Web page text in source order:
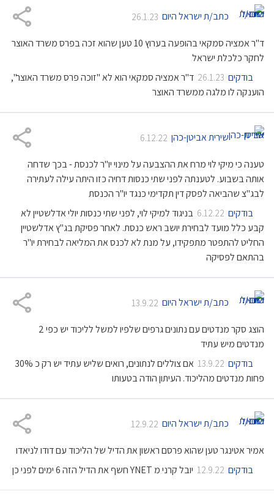
כתב/ת ישראל היום 26.1.23
ד"ר אמציה סמקאי בהופעה בערוץ 10 טען שהוא זכה בפרס משרד האוצר
לחקר כלכלת ישראל
בודקים 26.1.23 ד"ר אמציה סמקאי הוא לא "זוכה פרס משרד האוצר",
הוענקה לו מלגה ממשרד האוצר
שירית אביטן-כהן 6.12.22
טענה כי מיקי לוי מרח את ההצבעה על מינוי יו"ר לכנסת - בכך שדחה
אותה בשבוע. לטענתה לפני שתי כנסות דחיה כזו היתה עילה לעתירה
לבג"צ שהביאה לפסק דין תקדימי כנגד יו"ר הכנסת
בודקים 6.12.22 בניגוד למיקי לוי, לפני שתי כנסות יולי אדלשטיין לא
קבע כלל מועד לבחירת יושב ראש כנסת. לאחר פסיקת בג"ץ אדלשטיין
החליט להתפטר מתפקידו, על מנת לא לכנס את המליאה לבחירת יו"ר
בהתאם לפסיקה
כתב/ת ישראל היום 13.9.22
הוצג סקר מנדטים עם נתונים גרפים שלפיו למשל לליכוד יש כפי 2
מנדטים מיש עתיד
בודקים 13.9.22
אם צוללים לנתונים, רואים שליש עתיד יש רק כ 30%
פחות מנדטים מהליכוד. העיתון הודה בטעותו
כתב/ת ישראל היום 12.9.22
אמיר אטינגר טען שהוא פרסם ראשון את הדיל של הליכוד עם דודו לניאדו
בודקים 12.9.22 יובל קרני מ YNET חשף את הדיל הזה 6 ימים לפני כן